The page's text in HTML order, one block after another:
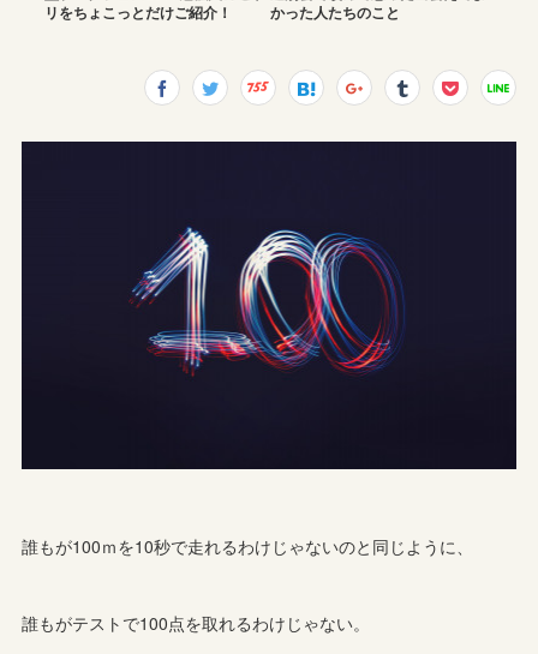
リをちょこっとだけご紹介！
かった人たちのこと
誰もが100ｍを10秒で走れるわけじゃないのと同じように、
誰もがテストで100点を取れるわけじゃない。